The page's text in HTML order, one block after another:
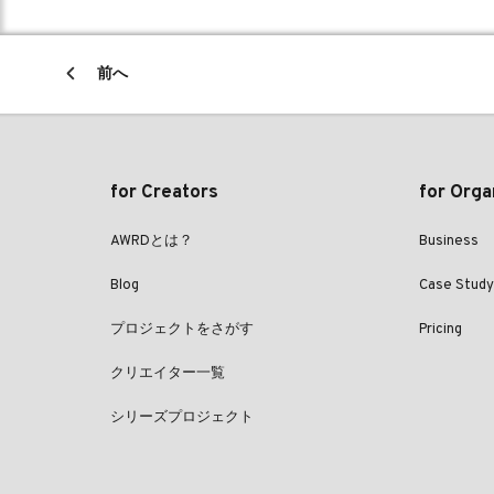
前へ
for Creators
AWRDとは？
Blog
プロジェクトをさがす
クリエイター一覧
シリーズプロジェクト
for
Business
Case Study
Pricing